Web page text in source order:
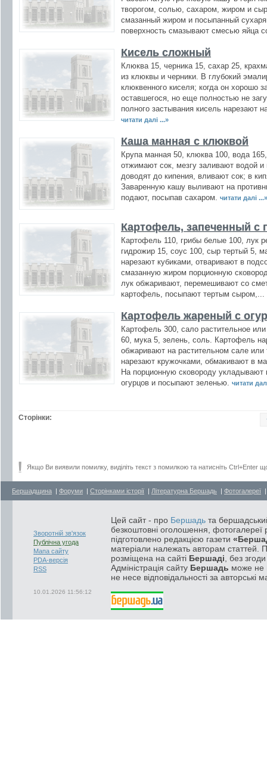
творогом, солью, сахаром, жиром и
смазанный жиром и посыпанный
поверхность смазывают смесью яйца
Кисель сложный
Клюква 15, черника 15, сахар 25,
из клюквы и черники. В глубокий
клюквенного киселя; когда он хорошо
оставшегося, но еще полностью не
полного застывания кисель нарезают
читати далі ...»
Каша манная с клюквой
Крупа манная 50, клюква 100, вода
отжимают сок, мезгу заливают водой
доводят до кипения, вливают сок; в
Заваренную кашу выливают на
подают, посыпав сахаром.
читати далі ...»
Картофель, запеченный с
Картофель 110, грибы белые 100, лук
гидрожир 15, соус 100, сыр тертый 5,
нарезают кубиками, отваривают в
смазанную жиром порционную
лук обжаривают, перемешивают со
картофель, посыпают тертым сыром,...
Картофель жареный с
Картофель 300, сало растительное
60, мука 5, зелень, соль. Картофель
обжаривают на растительном сале
нарезают кружочками, обмакивают в
На порционную сковороду
огурцов и посыпают зеленью.
читати
Сторінки:
Якщо Ви виявили помилку, виділіть текст з помилкою та натисніть Ctrl+Enter
Бершадщина | Форуми | Сторінками історії | Літературна Бершадь | Фотогалереї
Зворотній зв'язок
Публічна угода
Мапа сайту
PDA-версія
RSS
10.01.2026 11:56:12
Цей сайт - про Бершадь та
безкоштовні оголошення, фотогалереї
підготовлено редакцією газети
матеріали належать авторам статтей.
розміщена на сайті Бершаді , без
Адміністрація сайту Бершадь може не
не несе відповідальності за авторські